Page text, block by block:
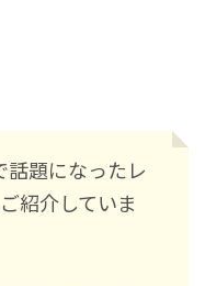
題になったレ
紹介していま